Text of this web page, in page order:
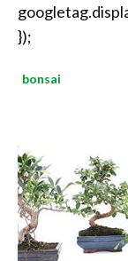
});
bonsai